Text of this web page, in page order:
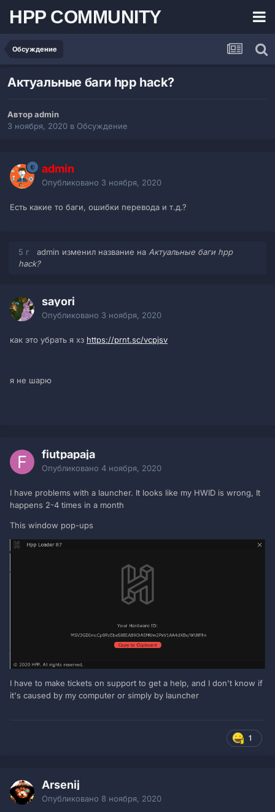
HPP COMMUNITY
Обсуждение
Актуальные баги hpp hack?
Автор admin
3 ноября, 2020 в Обсуждение
admin
Опубликовано 3 ноября, 2020
Есть какие то баги, ошибки перевода и т.д.?
5 г admin изменил название на Актуальные баги hpp
hack?
sayori
Опубликовано 3 ноября, 2020
как это убрать я хз https://prnt.sc/vcpjsv
я не шарю
fiutpapaja
Опубликовано 4 ноября, 2020
I have problems with a launcher. It looks like my HWID is wrong, It
happens 2-4 times in a month
This window pop-ups
I have to make tickets on support to get a help, and I don't know if
it's caused by my computer or simply by launcher
1
Arsenij
Опубликовано 8 ноября, 2020